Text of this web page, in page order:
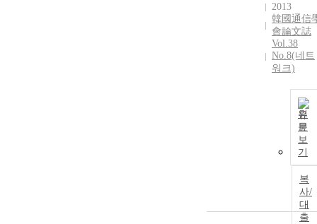
2013
韓國通信
會論文誌
Vol.38
No.8(네트
워크)
원
문
보
기
복
사/
대
출